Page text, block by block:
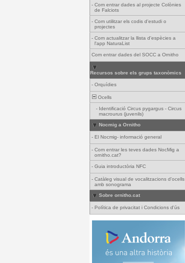
- Com entrar dades al projecte Colònies
de Falciots
- Com utilitzar els codis d'estudi o
projectes
- Com actualitzar la llista d'espècies a
l'app NaturaList
Com entrar dades del SOCC a Ornitho
Recursos sobre els grups taxonòmics
- Orquídies
Ocells
- Identificació Circus pygargus - Circus
macrourus (juvenils)
Nocmig a Ornitho
- El Nocmig- informació general
- Com entrar les teves dades NocMig a
ornitho.cat?
- Guia introductòria NFC
- Catàleg visual de vocalitzacions d'ocells
amb sonograma
Sobre ornitho.cat
- Política de privacitat i Condicions d'ús